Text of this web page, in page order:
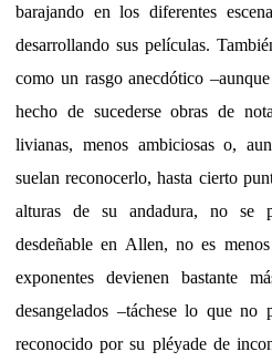
barajando en los diferentes
desarrollando sus películas.
como un rasgo anecdótico
hecho de sucederse obras de
livianas, menos ambiciosas o,
suelan reconocerlo, hasta cierto
alturas de su andadura, no se
desdeñable en Allen, no es
exponentes devienen bastante
desangelados –táchese lo que
reconocido por su pléyade de